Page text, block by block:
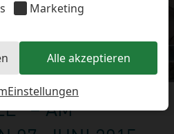
Marketing
Alle akzeptieren
Einstellungen
zum Zootierpfleger
Jahr (FÖJ)
Minijob-Basis
– AM